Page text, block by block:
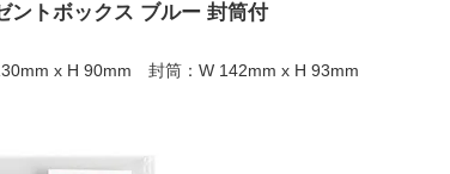
ントボックス ブルー 封筒付
x H 90mm 封筒：W 142mm x H 93mm